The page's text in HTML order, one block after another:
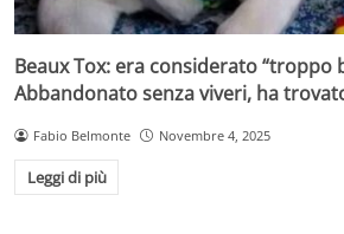
Beaux Tox: era considerato “troppo
Abbandonato senza viveri, ha
Fabio Belmonte Novembre 4, 2025
Leggi di più